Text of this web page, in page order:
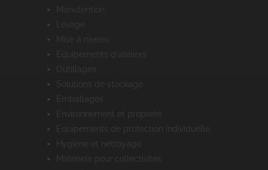
manutention
mise à niveau
equipements d'ateliers
outillages
solutions de stockage
emballages
environnement et propreté
equipements de protection individuelle
hygiène et nettoyage
matériels pour collectivités